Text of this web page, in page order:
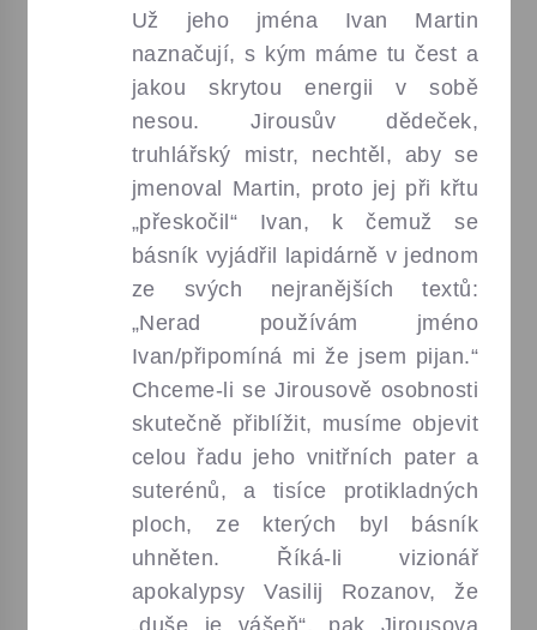
JIROUSOVI UČITELÉ,
SPOLUŽÁCI A
PŘÁTELÉ.
Už jeho jména Ivan Martin
naznačují, s kým máme tu čest a
jakou skrytou energii v sobě
nesou. Jirousův dědeček,
truhlářský mistr, nechtěl, aby se
jmenoval Martin, proto jej při křtu
„přeskočil“ Ivan, k čemuž se
básník vyjádřil lapidárně v jednom
ze svých nejranějších textů:
„Nerad používám jméno
Ivan/připomíná mi že jsem pijan.“
Chceme-li se Jirousově osobnosti
skutečně přiblížit, musíme objevit
celou řadu jeho vnitřních pater a
suterénů, a tisíce protikladných
ploch, ze kterých byl básník
uhněten. Říká-li vizionář
apokalypsy Vasilij Rozanov, že